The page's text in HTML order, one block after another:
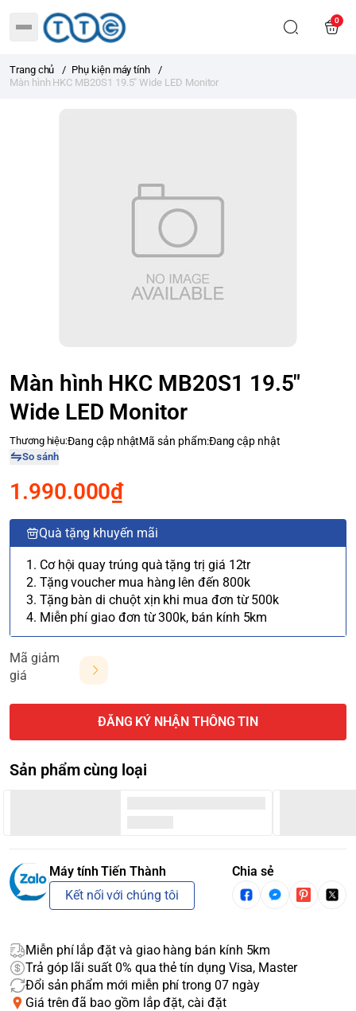
0
Trang chủ / Phụ kiện máy tính
/
Màn hình HKC MB20S1 19.5" Wide LED Monitor
Màn hình HKC MB20S1 19.5"
Wide LED Monitor
Thương hiệu:Đang cập nhậtMã sản phẩm:Đang cập nhật
So sánh
1.990.000₫
Quà tặng khuyến mãi
1. Cơ hội quay trúng quà tặng trị giá 12tr
2. Tặng voucher mua hàng lên đến 800k
3. Tặng bàn di chuột xịn khi mua đơn từ 500k
4. Miễn phí giao đơn từ 300k, bán kính 5km
Mã giảm
giá
ĐĂNG KÝ NHẬN THÔNG TIN
Sản phẩm cùng loại
Máy tính Tiến Thành
Kết nối với chúng tôi
Chia sẻ
Miễn phí lắp đặt và giao hàng bán kính 5km
Trả góp lãi suất 0% qua thẻ tín dụng Visa, Master
Đổi sản phẩm mới miễn phí trong 07 ngày
Giá trên đã bao gồm lắp đặt, cài đặt